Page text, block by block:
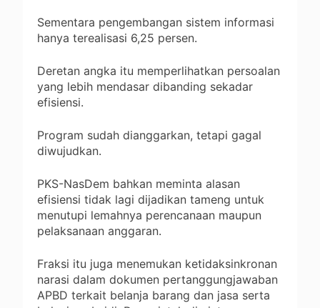
Sementara pengembangan sistem informasi
hanya terealisasi 6,25 persen.
Deretan angka itu memperlihatkan persoalan
yang lebih mendasar dibanding sekadar
efisiensi.
Program sudah dianggarkan, tetapi gagal
diwujudkan.
PKS-NasDem bahkan meminta alasan
efisiensi tidak lagi dijadikan tameng untuk
menutupi lemahnya perencanaan maupun
pelaksanaan anggaran.
Fraksi itu juga menemukan ketidaksinkronan
narasi dalam dokumen pertanggungjawaban
APBD terkait belanja barang dan jasa serta